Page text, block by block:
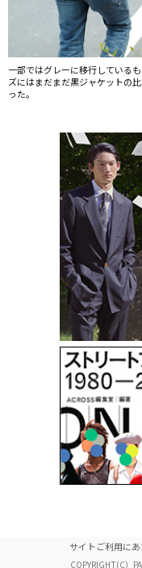
一部ではグレーに移行している
ズにはまだまだ黒ジャケットの
った。
サイトご利用にあ
COPYRIGHT(C）